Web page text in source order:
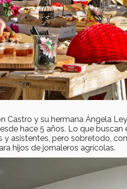
Castro y su hermana Ángela
hace 5 años. Lo que buscan
y asistentes, pero sobretodo,
hijos de jornaleros agrícolas.